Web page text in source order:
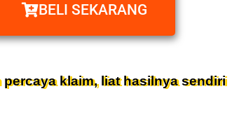
BELI SEKARANG
percaya klaim, liat hasilnya sendiri